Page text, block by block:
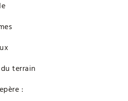
terrain
: